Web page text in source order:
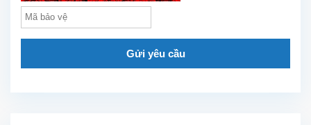
Gửi yêu cầu